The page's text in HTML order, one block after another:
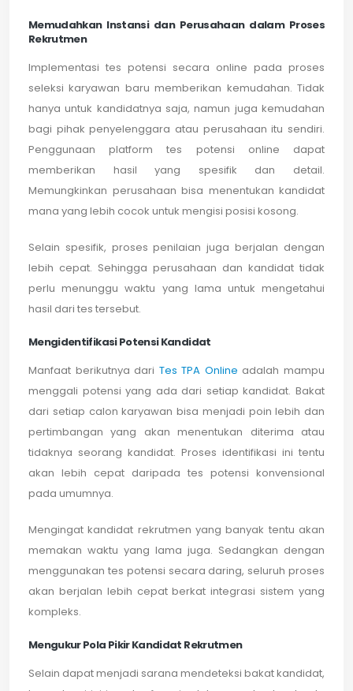
Memudahkan Instansi dan Perusahaan dalam Proses
Rekrutmen
Implementasi tes potensi secara online pada proses
seleksi karyawan baru memberikan kemudahan. Tidak
hanya untuk kandidatnya saja, namun juga kemudahan
bagi pihak penyelenggara atau perusahaan itu sendiri.
Penggunaan platform tes potensi online dapat
memberikan hasil yang spesifik dan detail.
Memungkinkan perusahaan bisa menentukan kandidat
mana yang lebih cocok untuk mengisi posisi kosong.
Selain spesifik, proses penilaian juga berjalan dengan
lebih cepat. Sehingga perusahaan dan kandidat tidak
perlu menunggu waktu yang lama untuk mengetahui
hasil dari tes tersebut.
Mengidentifikasi Potensi Kandidat
Manfaat berikutnya dari Tes TPA Online adalah mampu
menggali potensi yang ada dari setiap kandidat. Bakat
dari setiap calon karyawan bisa menjadi poin lebih dan
pertimbangan yang akan menentukan diterima atau
tidaknya seorang kandidat. Proses identifikasi ini tentu
akan lebih cepat daripada tes potensi konvensional
pada umumnya.
Mengingat kandidat rekrutmen yang banyak tentu akan
memakan waktu yang lama juga. Sedangkan dengan
menggunakan tes potensi secara daring, seluruh proses
akan berjalan lebih cepat berkat integrasi sistem yang
kompleks.
Mengukur Pola Pikir Kandidat Rekrutmen
Selain dapat menjadi sarana mendeteksi bakat kandidat,